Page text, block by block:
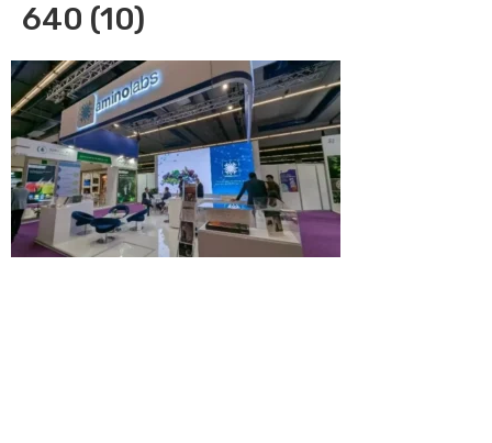
640 (10)